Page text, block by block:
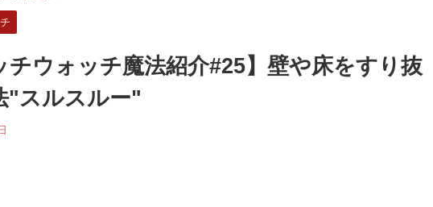
チウォッチ魔法紹介#25】壁や床をすり抜
"スルスルー"